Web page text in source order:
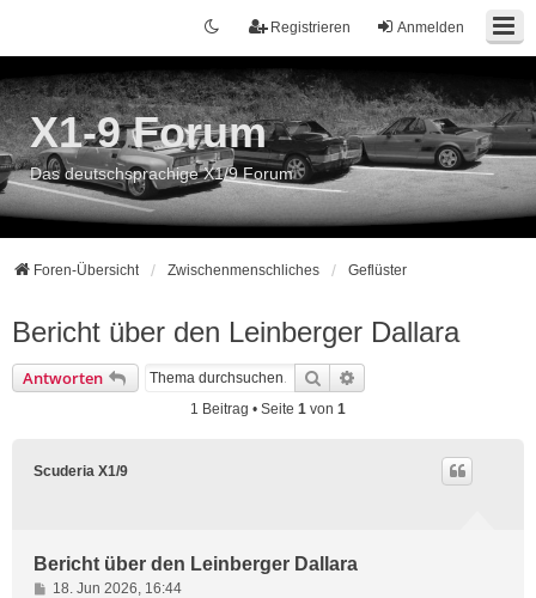
Anmelden
Registrieren
X1-9 Forum
Das deutschsprachige X1/9 Forum
Foren-Übersicht Zwischenmenschliches Geflüster
Bericht über den Leinberger Dallara
Antworten Suche
1 Beitrag • Seite 1 von 1
Scuderia X1/9
Bericht über den Leinberger Dallara
B18. Jun 2026, 16:44